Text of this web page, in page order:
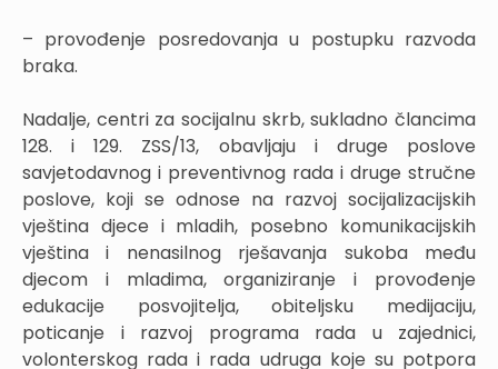
– provođenje posredovanja u postupku razvoda
braka.
Nadalje, centri za socijalnu skrb, sukladno člancima
128. i 129. ZSS/13, obavljaju i druge poslove
savjetodavnog i preventivnog rada i druge stručne
poslove, koji se odnose na razvoj socijalizacijskih
vještina djece i mladih, posebno komunikacijskih
vještina i nenasilnog rješavanja sukoba među
djecom i mladima, organiziranje i provođenje
edukacije posvojitelja, obiteljsku medijaciju,
poticanje i razvoj programa rada u zajednici,
volonterskog rada i rada udruga koje su potpora